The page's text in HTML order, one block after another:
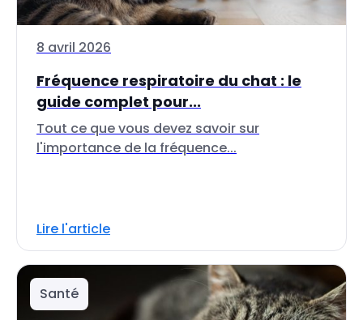
8 avril 2026
Fréquence respiratoire du chat : le
guide complet pour...
Tout ce que vous devez savoir sur
l'importance de la fréquence...
Lire l'article
Santé